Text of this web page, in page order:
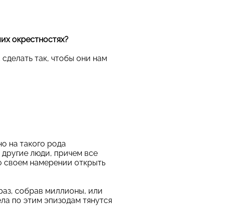
окрестностях?
так, чтобы они нам
на такого рода
люди, причем все
своем намерении открыть
собрав миллионы, или
по этим эпизодам тянутся